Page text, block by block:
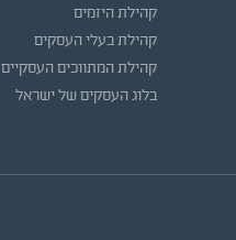
קהילת היזמים
קהילת בעלי העסקים
קהילת המתווכים העסקיים
בלוג העסקים של ישראל